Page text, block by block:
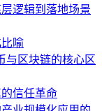
逻辑到落地场景
喻
与区块链的核心区
信任革命